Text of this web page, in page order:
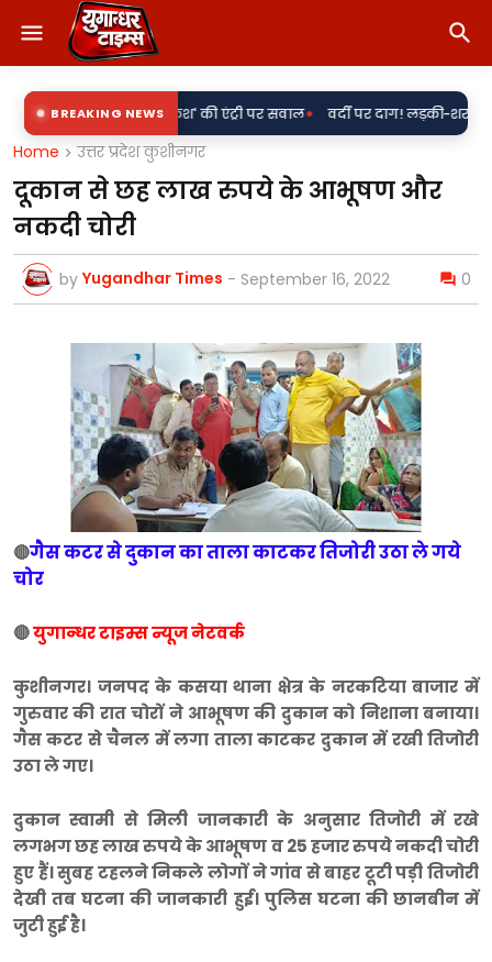
BREAKING NEWS
के साथ 'राकेश' की एंट्री पर सवाल• वर्दी पर दाग! लड़की-शराब की मांग और
Home उत्तर प्रदेश कुशीनगर
दूकान से छह लाख रुपये के आभूषण और
नकदी चोरी
by Yugandhar Times - September 16, 2022 0
🔴गैस कटर से दुकान का ताला काटकर तिजोरी उठा ले गये
चोर
🔴युगान्धर टाइम्स न्यूज नेटवर्क
कुशीनगर। जनपद के कसया थाना क्षेत्र के नरकटिया बाजार में
गुरुवार की रात चोरों ने आभूषण की दुकान को निशाना बनाया।
गैस कटर से चैनल में लगा ताला काटकर दुकान में रखी तिजोरी
उठा ले गए।
दुकान स्वामी से मिली जानकारी के अनुसार तिजोरी में रखे
लगभग छह लाख रुपये के आभूषण व 25 हजार रुपये नकदी चोरी
हुए हैं। सुबह टहलने निकले लोगों ने गांव से बाहर टूटी पड़ी तिजोरी
देखी तब घटना की जानकारी हुई। पुलिस घटना की छानबीन में
जुटी हुई है।